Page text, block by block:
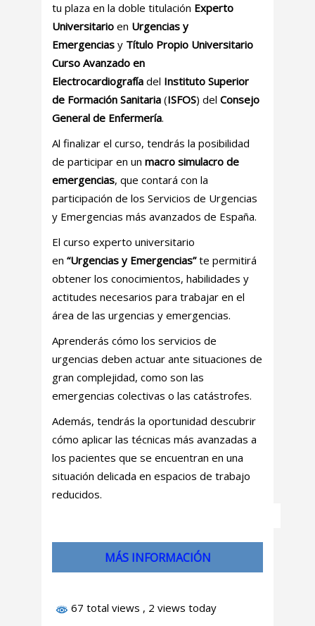
tu plaza en la doble titulación Experto
Universitario en Urgencias y
Emergencias y Título Propio Universitario
Curso Avanzado en
Electrocardiografía del Instituto Superior
de Formación Sanitaria (ISFOS) del Consejo
General de Enfermería.
Al finalizar el curso, tendrás la posibilidad
de participar en un macro simulacro de
emergencias, que contará con la
participación de los Servicios de Urgencias
y Emergencias más avanzados de España.
El curso experto universitario
en “Urgencias y Emergencias”te permitirá
obtener los conocimientos, habilidades y
actitudes necesarios para trabajar en el
área de las urgencias y emergencias.
Aprenderás cómo los servicios de
urgencias deben actuar ante situaciones de
gran complejidad, como son las
emergencias colectivas o las catástrofes.
Además, tendrás la oportunidad descubrir
cómo aplicar las técnicas más avanzadas a
los pacientes que se encuentran en una
situación delicada en espacios de trabajo
reducidos.
MÁS INFORMACIÓN
67 total views , 2 views today